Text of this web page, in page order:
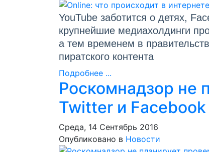
YouTube заботится о детях,
крупнейшие медиахолдинги
а тем временем в
пиратского контента
Подробнее ...
Роскомнадзор не
Twitter и Facebook
Среда, 14 Сентябрь 2016
Опубликовано в Новости